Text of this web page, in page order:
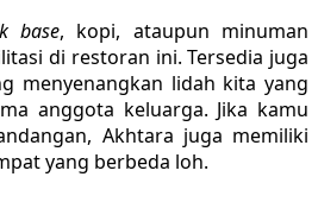
base, kopi, ataupun minuman
di restoran ini. Tersedia juga
menyenangkan lidah kita yang
anggota keluarga. Jika kamu
Akhtara juga memiliki
yang berbeda loh.